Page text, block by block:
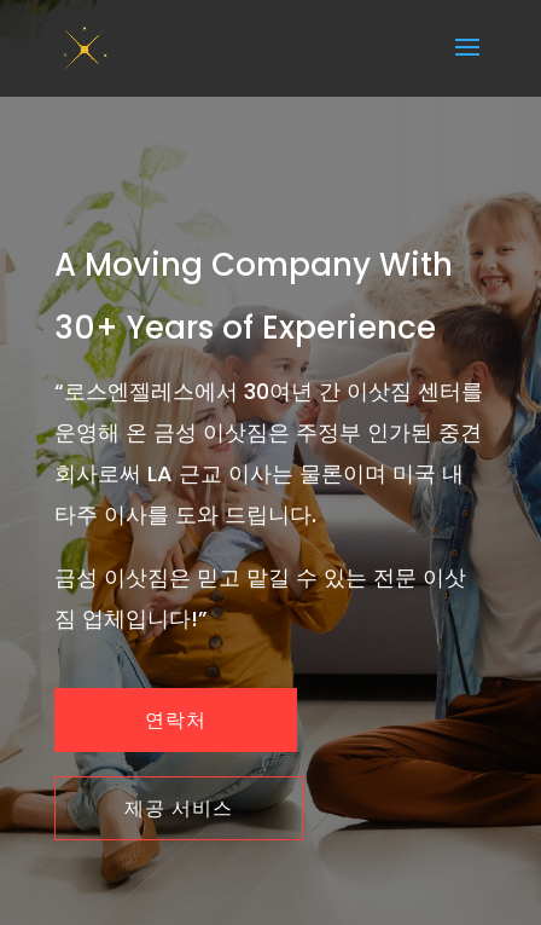
A Moving Company With
30+ Years of Experience
“로스엔젤레스에서 30여년 간 이삿짐 센터를
운영해 온 금성 이삿짐은 주정부 인가된 중견
회사로써 LA 근교 이사는 물론이며 미국 내
타주 이사를 도와 드립니다.
금성 이삿짐은 믿고 맡길 수 있는 전문 이삿
짐 업체입니다!”
연락처
제공 서비스